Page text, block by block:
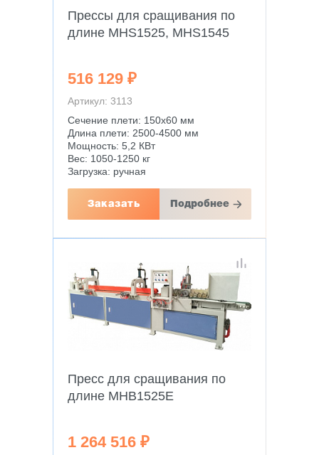
Прессы для сращивания по
длине MHS1525, MHS1545
516 129 ₽
Артикул: 3113
Сечение плети: 150х60 мм
Длина плети: 2500-4500 мм
Мощность: 5,2 КВт
Вес: 1050-1250 кг
Загрузка: ручная
Заказать Подробнее
Пресс для сращивания по
длине MHB1525E
1 264 516 ₽